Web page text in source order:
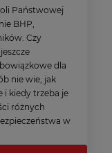
Państwowej
BHP,
Czy
dla
nie wie, jak
i kiedy trzeba je
różnych
w